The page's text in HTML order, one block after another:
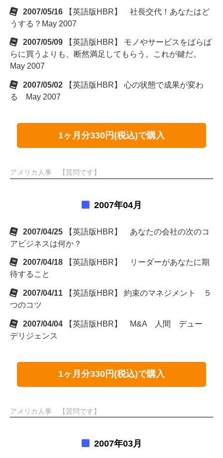
2007/05/16
【英語版HBR】 社長交代！あなたはど
うする？May 2007
2007/05/09
【英語版HBR】 モノやサービスをばらば
らに買うよりも、断然満足してもらう。これが鍵だ。
May 2007
2007/05/02
【英語版HBR】 心の状態で成果が変わ
る May 2007
1ヶ月分330円(税込)で購入
アメリカ人事 【質問です】
2007年04月
2007/04/25
【英語版HBR】 あなたの会社の次のコ
アビジネスは何か？
2007/04/18
【英語版HBR】 リーダーがあなたに期
待すること
2007/04/11
【英語版HBR】 約束のマネジメント ５
つのコツ
2007/04/04
【英語版HBR】 M&A 人間 デュー
デリジェンス
1ヶ月分330円(税込)で購入
アメリカ人事 【質問です】
2007年03月